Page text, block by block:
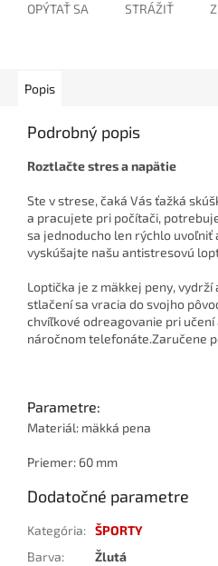
OPÝTAŤ SA STRÁŽIŤ
Popis
Podrobný popis
Roztlačte stres a napätie
Ste v strese, čaká Vás ťažká
a pracujete pri počítači,
sa jednoducho len rýchlo uvoľniť
vyskúšajte našu antistresovú
Loptička je z mäkkej peny,
stlačení sa vracia do svojho
chvíľkové odreagovanie pri
náročnom telefonáte.Zaručene
Parametre:
Materiál: mäkká pena
Priemer: 60 mm
Dodatočné parametre
Kategória: ŠPORTY
Barva: Žlutá